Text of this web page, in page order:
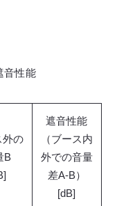
音性能
外の
B
遮音性能
（ブース内
外での音量
差A-B）
[dB]